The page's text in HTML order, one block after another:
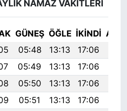
NAMAZ VAKITLERI
GÜNEŞ ÖĞLE İKINDI
05:48 13:13 17:06
05:49 13:13 17:06
05:50 13:13 17:06
05:51 13:13 17:06